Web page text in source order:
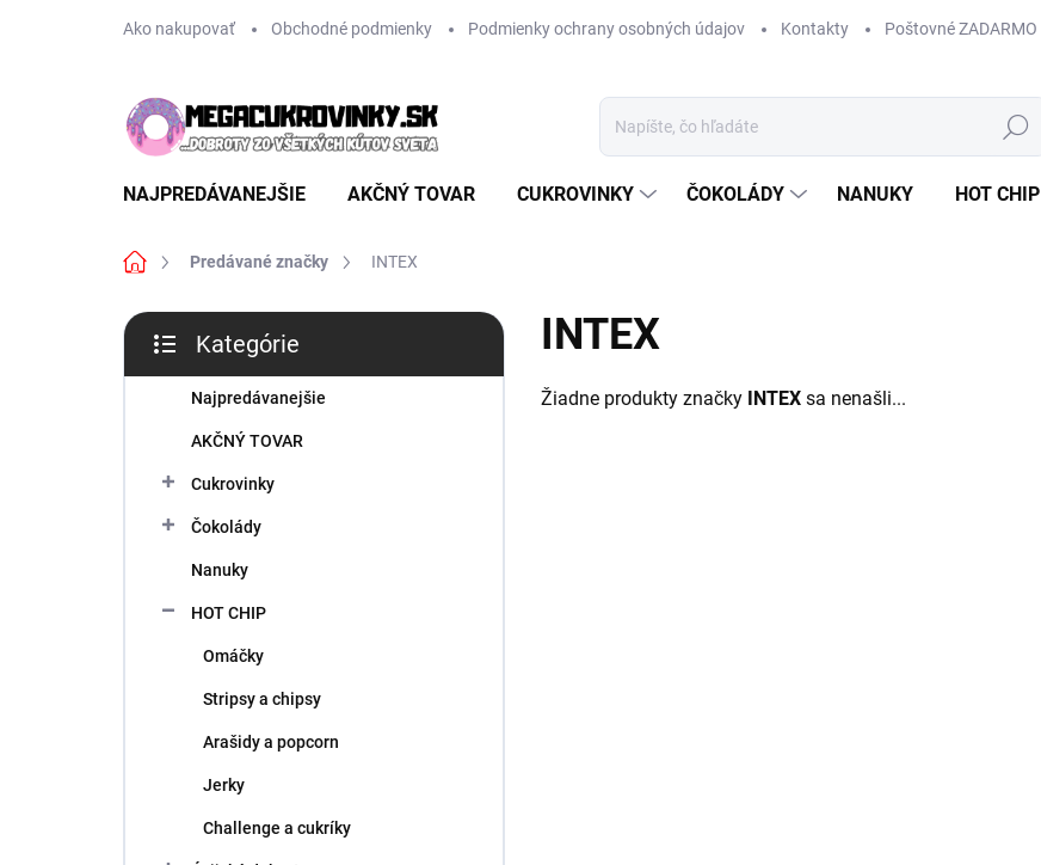
Ako nakupovať Obchodné podmienky Podmienky ochrany osobných údajov Kontakty Poštovné ZADARMO
Hľadať
NAJPREDÁVANEJŠIE AKČNÝ TOVAR CUKROVINKY ČOKOLÁDY NANUKY HOT CHIP
DomovPredávané značky INTEX
B
č
kategórie
Kategórie
Najpredávanejšie
AKČNÝ TOVAR
Cukrovinky
Čokolády
Nanuky
HOT CHIP
Omáčky
Stripsy a chipsy
Arašidy a popcorn
Jerky
Challenge a cukríky
INTEX
Žiadne produkty značky INTEX sa nenašli...